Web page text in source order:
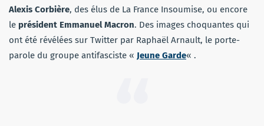
Alexis Corbière, des élus de La France Insoumise, ou encore
le président Emmanuel Macron. Des images choquantes qui
ont été révélées sur Twitter par Raphaël Arnault, le porte-
parole du groupe antifasciste « Jeune Garde« .